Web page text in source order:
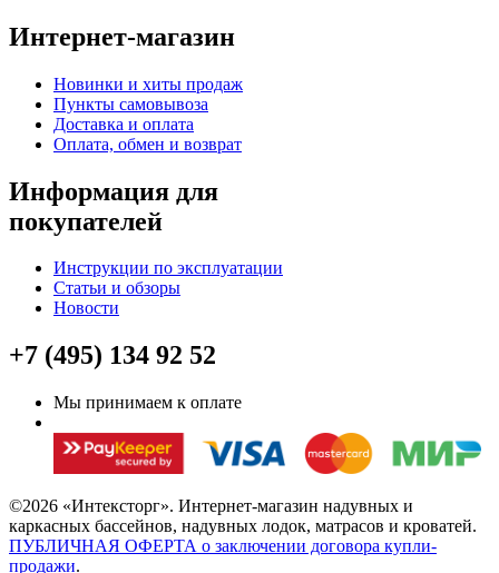
Интернет-магазин
Новинки и хиты продаж
Пункты самовывоза
Доставка и оплата
Оплата, обмен и возврат
Информация для
покупателей
Инструкции по эксплуатации
Статьи и обзоры
Новости
+7 (495) 134 92 52
Мы принимаем к оплате
©2026 «Интексторг». Интернет-магазин надувных и
каркасных бассейнов, надувных лодок, матрасов и кроватей.
ПУБЛИЧНАЯ ОФЕРТА о заключении договора купли-
продажи.